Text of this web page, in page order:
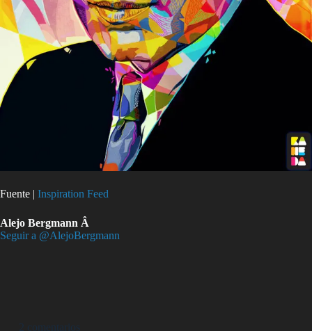
Fuente | Inspiration Feed
Alejo Bergmann Â
Seguir a @AlejoBergmann
2 comentarios